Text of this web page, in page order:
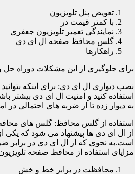
تعویض پنل تلویزیون
با کمتر قیمت در
نمایندگی تعمیر تلویزیون جعفری
گلس محافظ صفحه ال ای دی
راهکارها
برای جلوگیری از این مشکلات دوراه حل
نصب دیواری ال ای دی: برای اینکه
استفاده کنید و امنیت ال ای دی بیشتر
به دیوار زده تا از ضربه های احتمالی در
استفاده از گلس محافظ: گلس های
از ال ای دی ها پیشنهاد می شود که یکی
است.به نحوی که از ال ای دی در
مزایای استفاده از محافظ صفحه
محافظت در برابر خط و خش